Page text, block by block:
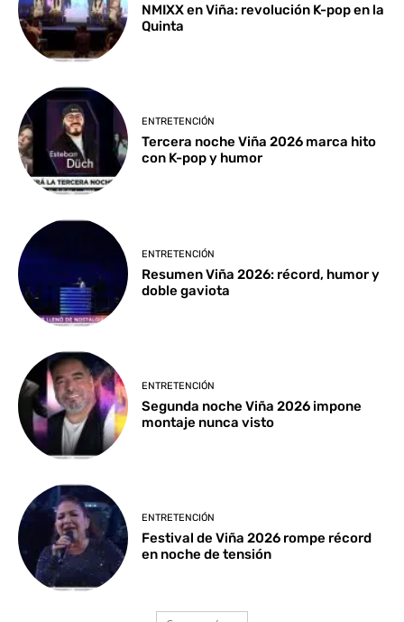
NMIXX en Viña: revolución K-pop en la
Quinta
ENTRETENCIÓN
Tercera noche Viña 2026 marca hito
con K-pop y humor
ENTRETENCIÓN
Resumen Viña 2026: récord, humor y
doble gaviota
ENTRETENCIÓN
Segunda noche Viña 2026 impone
montaje nunca visto
ENTRETENCIÓN
Festival de Viña 2026 rompe récord
en noche de tensión